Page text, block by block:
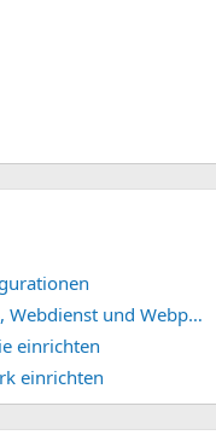
Synology DSM 7.2/7.3, Web Station 4, Webdienst und Webportal erstellen (ehemals vHost)
einrichten
einrichten